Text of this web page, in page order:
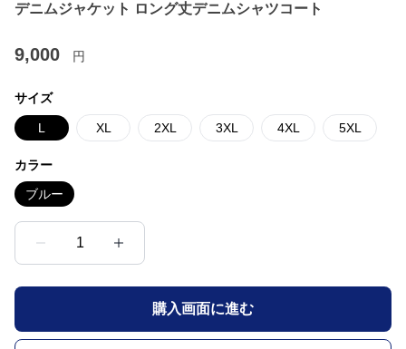
デニムジャケット ロング丈デニムシャツコート
9,000 円
サイズ
L XL 2XL 3XL 4XL 5XL
カラー
ブルー
1
購入画面に進む